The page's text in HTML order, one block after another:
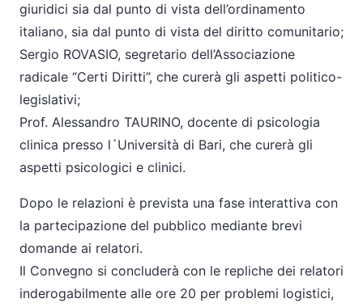
giuridici sia dal punto di vista dell’ordinamento
italiano, sia dal punto di vista del diritto comunitario;
Sergio ROVASIO, segretario dell’Associazione
radicale “Certi Diritti”, che curerà gli aspetti politico-
legislativi;
Prof. Alessandro TAURINO, docente di psicologia
clinica presso l´Università di Bari, che curerà gli
aspetti psicologici e clinici.
Dopo le relazioni è prevista una fase interattiva con
la partecipazione del pubblico mediante brevi
domande ai relatori.
Il Convegno si concluderà con le repliche dei relatori
inderogabilmente alle ore 20 per problemi logistici,